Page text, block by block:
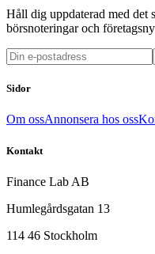
Håll dig uppdaterad med det
börsnoteringar och
Sidor
Om ossAnnonsera hos oss
Kontakt
Finance Lab AB
Humlegårdsgatan 13
114 46 Stockholm